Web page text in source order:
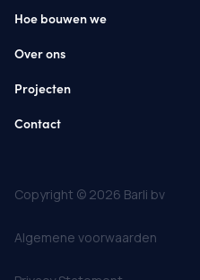
Hoe bouwen we
Over ons
Projecten
Contact
Copyright © 2026 Barli bv
Algemene voorwaarden